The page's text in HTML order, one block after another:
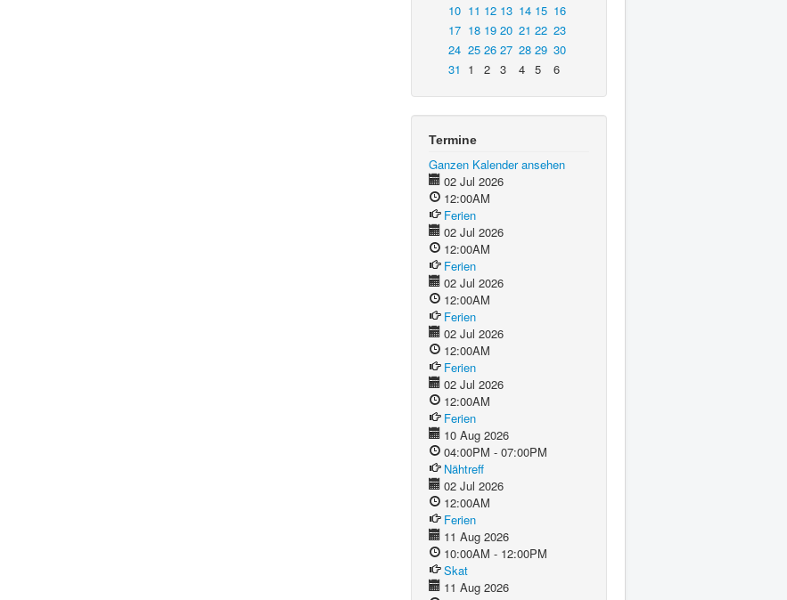
10 11 12 13 14 15 16
17 18 19 20 21 22 23
24 25 26 27 28 29 30
31 1 2 3 4 5 6
Termine
Ganzen Kalender ansehen
02 Jul 2026
12:00AM
Ferien
02 Jul 2026
12:00AM
Ferien
02 Jul 2026
12:00AM
Ferien
02 Jul 2026
12:00AM
Ferien
02 Jul 2026
12:00AM
Ferien
10 Aug 2026
04:00PM - 07:00PM
Nähtreff
02 Jul 2026
12:00AM
Ferien
11 Aug 2026
10:00AM - 12:00PM
Skat
11 Aug 2026